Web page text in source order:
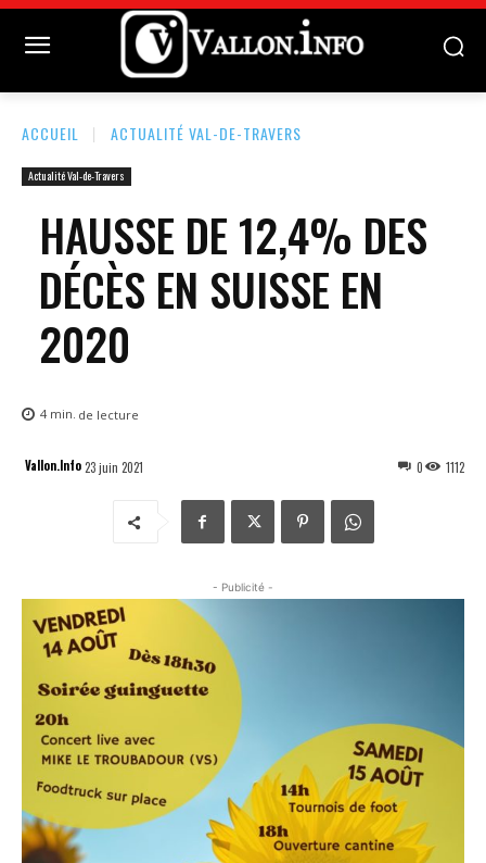
ACCUEIL ACTUALITÉ VAL-DE-TRAVERS
Actualité Val-de-Travers
HAUSSE DE 12,4% DES
DÉCÈS EN SUISSE EN
2020
4 min. de lecture
Vallon.Info23 juin 2021 1112
0
- Publicité -